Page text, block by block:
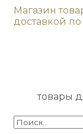
Магазин
доставкой
товары